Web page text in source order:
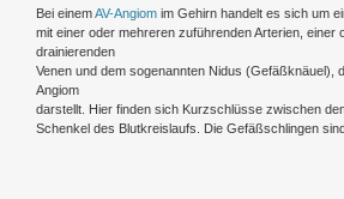
Bei einemAV-Angiom im Gehirn handelt es sich um
mit einer oder mehreren zuführenden Arterien, einer
drainierenden
Venen und dem sogenannten Nidus (Gefäßknäuel),
Angiom
darstellt. Hier finden sich Kurzschlüsse zwischen
Schenkel des Blutkreislaufs. Die Gefäßschlingen